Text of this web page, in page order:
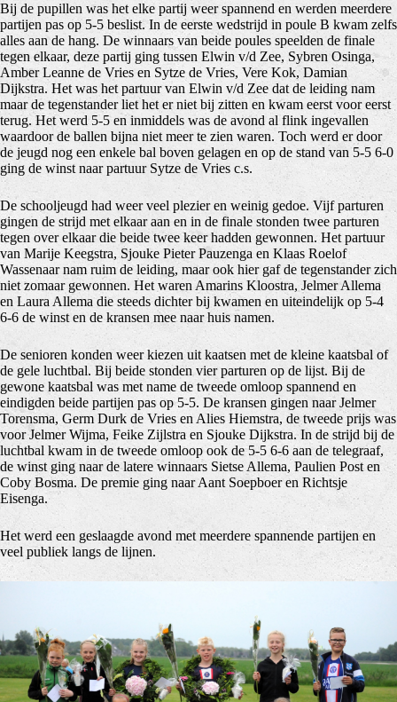
Bij de pupillen was het elke partij weer spannend en werden meerdere
partijen pas op 5-5 beslist. In de eerste wedstrijd in poule B kwam zelfs
alles aan de hang. De winnaars van beide poules speelden de finale
tegen elkaar, deze partij ging tussen Elwin v/d Zee, Sybren Osinga,
Amber Leanne de Vries en Sytze de Vries, Vere Kok, Damian
Dijkstra. Het was het partuur van Elwin v/d Zee dat de leiding nam
maar de tegenstander liet het er niet bij zitten en kwam eerst voor eerst
terug. Het werd 5-5 en inmiddels was de avond al flink ingevallen
waardoor de ballen bijna niet meer te zien waren. Toch werd er door
de jeugd nog een enkele bal boven gelagen en op de stand van 5-5 6-0
ging de winst naar partuur Sytze de Vries c.s.
De schooljeugd had weer veel plezier en weinig gedoe. Vijf parturen
gingen de strijd met elkaar aan en in de finale stonden twee parturen
tegen over elkaar die beide twee keer hadden gewonnen. Het partuur
van Marije Keegstra, Sjouke Pieter Pauzenga en Klaas Roelof
Wassenaar nam ruim de leiding, maar ook hier gaf de tegenstander zich
niet zomaar gewonnen. Het waren Amarins Kloostra, Jelmer Allema
en Laura Allema die steeds dichter bij kwamen en uiteindelijk op 5-4
6-6 de winst en de kransen mee naar huis namen.
De senioren konden weer kiezen uit kaatsen met de kleine kaatsbal of
de gele luchtbal. Bij beide stonden vier parturen op de lijst. Bij de
gewone kaatsbal was met name de tweede omloop spannend en
eindigden beide partijen pas op 5-5. De kransen gingen naar Jelmer
Torensma, Germ Durk de Vries en Alies Hiemstra, de tweede prijs was
voor Jelmer Wijma, Feike Zijlstra en Sjouke Dijkstra. In de strijd bij de
luchtbal kwam in de tweede omloop ook de 5-5 6-6 aan de telegraaf,
de winst ging naar de latere winnaars Sietse Allema, Paulien Post en
Coby Bosma. De premie ging naar Aant Soepboer en Richtsje
Eisenga.
Het werd een geslaagde avond met meerdere spannende partijen en
veel publiek langs de lijnen.